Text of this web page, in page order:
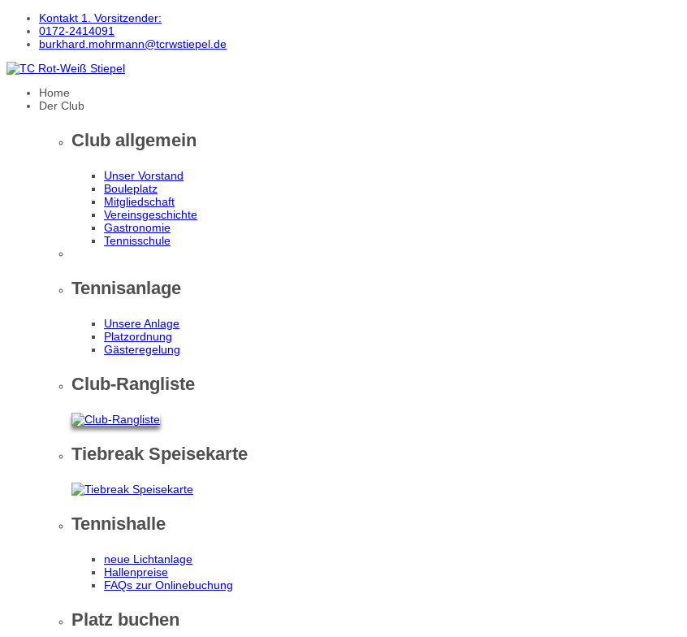
Kontakt 1. Vorsitzender:
0172-2414091
burkhard.mohrmann@tcrwstiepel.de
Home
Der Club
Club allgemein
Unser Vorstand
Bouleplatz
Mitgliedschaft
Vereinsgeschichte
Gastronomie
Tennisschule
Tennisanlage
Unsere Anlage
Platzordnung
Gästeregelung
Club-Rangliste
Tiebreak Speisekarte
Tennishalle
neue Lichtanlage
Hallenpreise
FAQs zur Onlinebuchung
Platz buchen